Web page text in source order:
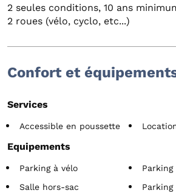
2 seules conditions, 10 ans
2 roues (vélo, cyclo, etc...)
Confort et
Services
Accessible en poussette
Equipements
Parking à vélo
Salle hors-sac
Parking